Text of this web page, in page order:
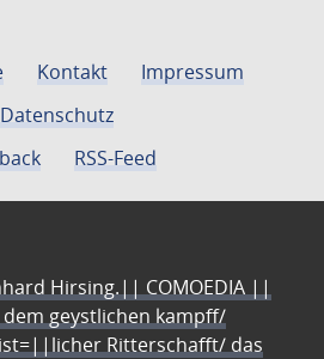
Kontakt
Impressum
Datenschutz
RSS-Feed
Hirsing.|| COMOEDIA ||
geystlichen kampff/
Ritterschafft/ das